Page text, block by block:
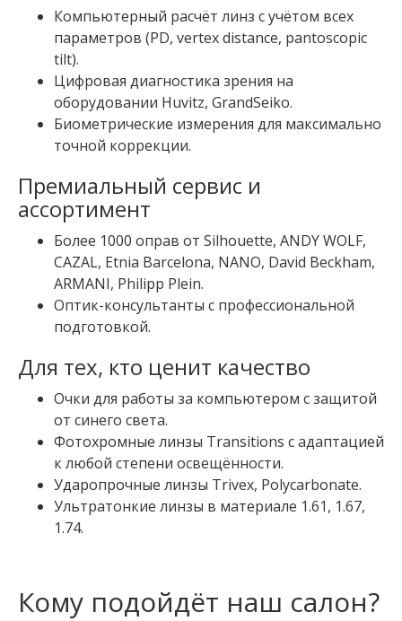
Компьютерный расчёт линз с учётом всех
параметров (PD, vertex distance, pantoscopic
tilt).
Цифровая диагностика зрения на
оборудовании Huvitz, GrandSeiko.
Биометрические измерения для максимально
точной коррекции.
Премиальный сервис и
ассортимент
Более 1000 оправ от Silhouette, ANDY WOLF,
CAZAL, Etnia Barcelona, NANO, David Beckham,
ARMANI, Philipp Plein.
Оптик-консультанты с профессиональной
подготовкой.
Для тех, кто ценит качество
Очки для работы за компьютером с защитой
от синего света.
Фотохромные линзы Transitions с адаптацией
к любой степени освещённости.
Ударопрочные линзы Trivex, Polycarbonate.
Ультратонкие линзы в материале 1.61, 1.67,
1.74.
Кому подойдёт наш салон?